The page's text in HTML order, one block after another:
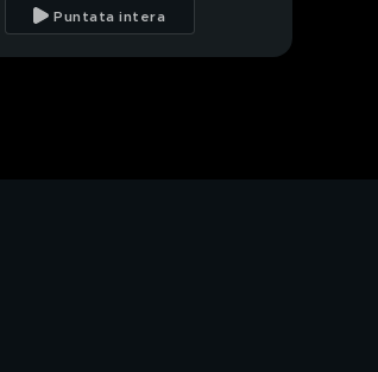
ragazza
Puntata intera